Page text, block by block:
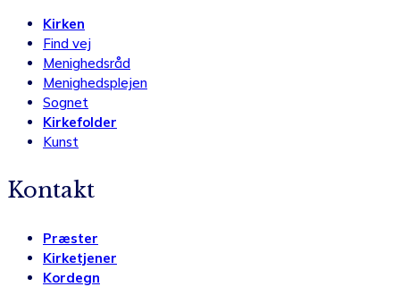
Kirken
Find vej
Menighedsråd
Menighedsplejen
Sognet
Kirkefolder
Kunst
Kontakt
Præster
Kirketjener
Kordegn